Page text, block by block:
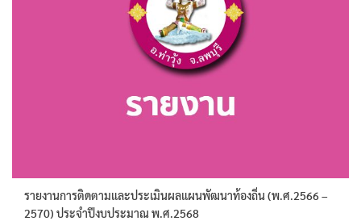
รายงานการติดตามและประเมินผลแผนพัฒนาท้องถิ่น (พ.ศ.2566 –
2570) ประจำปีงบประมาณ พ.ศ.2568